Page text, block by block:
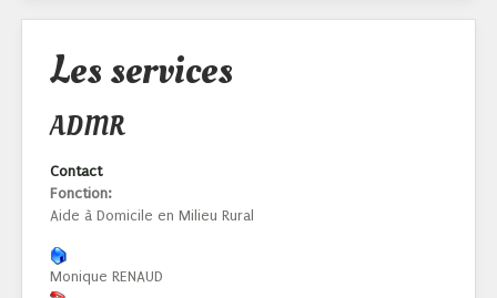
Les services
ADMR
Contact
Fonction:
Aide à Domicile en Milieu Rural
Monique RENAUD